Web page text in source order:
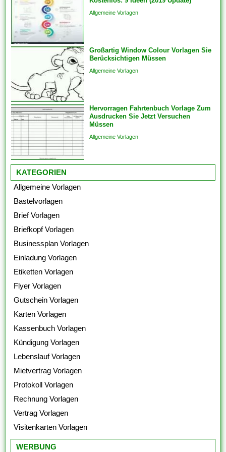
Kommunikation und
Engagements strukturieren,
um sicherzustellen, dass das
Endprodukt von hoher Qualität
ist. Sie bringen die Vorlagen
auch überspringen und
Analogien in...
Allgemeine Vorlagen
Großartig Window Colour Vorlagen Sie
Berücksichtigen Müssen
Allgemeine Vorlagen
Hervorragen Fahrtenbuch Vorlage Zum
Ausdrucken Sie Jetzt Versuchen
Müssen
Allgemeine Vorlagen
KATEGORIEN
Allgemeine Vorlagen
Bastelvorlagen
Brief Vorlagen
Briefkopf Vorlagen
Businessplan Vorlagen
Einladung Vorlagen
Etiketten Vorlagen
Flyer Vorlagen
Gutschein Vorlagen
Karten Vorlagen
Kassenbuch Vorlagen
Kündigung Vorlagen
Lebenslauf Vorlagen
Mietvertrag Vorlagen
Protokoll Vorlagen
Rechnung Vorlagen
Vertrag Vorlagen
Visitenkarten Vorlagen
WERBUNG